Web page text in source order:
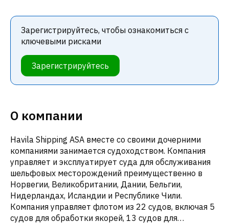
Зарегистрируйтесь, чтобы ознакомиться с
ключевыми рисками
Зарегистрируйтесь
О компании
Havila Shipping ASA вместе со своими дочерними
компаниями занимается судоходством. Компания
управляет и эксплуатирует суда для обслуживания
шельфовых месторождений преимущественно в
Норвегии, Великобритании, Дании, Бельгии,
Нидерландах, Исландии и Республике Чили.
Компания управляет флотом из 22 судов, включая 5
судов для обработки якорей, 13 судов для